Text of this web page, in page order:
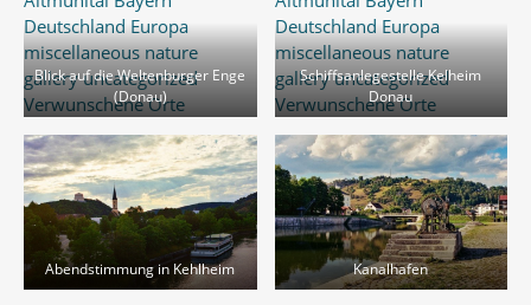
Blick auf die Weltenburger Enge
(Donau)
Schiffsanlegestelle Kelheim
Donau
Abendstimmung in Kehlheim Kanalhafen